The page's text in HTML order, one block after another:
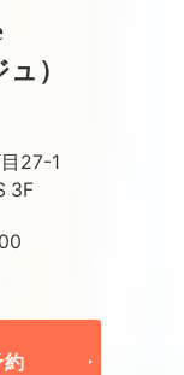
）
27-1
3F